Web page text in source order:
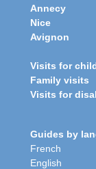
Annecy
Nice
Avignon
Visits for
Family visits
Visits for
Guides by
French
English